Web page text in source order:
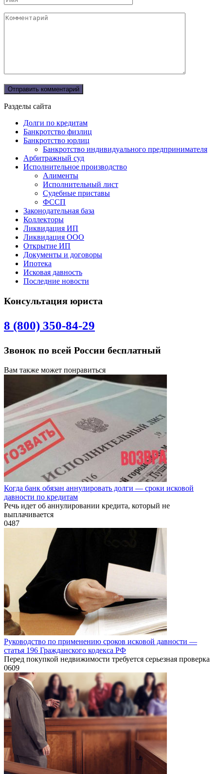
Комментарий
Разделы сайта
Долги по кредитам
Банкротство физлиц
Банкротство юрлиц
Банкротство индивидуального предпринимателя
Арбитражный суд
Исполнительное производство
Алименты
Исполнительный лист
Судебные приставы
ФССП
Законодательная база
Коллекторы
Ликвидация ИП
Ликвидация ООО
Открытие ИП
Документы и договоры
Ипотека
Исковая давность
Последние новости
Консультация юриста
8 (800) 350-84-29
Звонок по всей России бесплатный
Вам также может понравиться
Когда банк обязан аннулировать долги — сроки исковой
давности по кредитам
Речь идет об аннулировании кредита, который не
выплачивается
0487
Руководство по применению сроков исковой давности —
статья 196 Гражданского кодекса РФ
Перед покупкой недвижимости требуется серьезная проверка
0609